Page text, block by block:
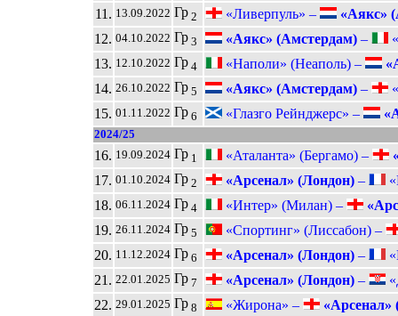
11. 13.09.2022 Гр2 «Ливерпуль» –
«Аякс»
12. 04.10.2022 Гр3 «Аякс» (Амстердам)–
13. 12.10.2022 Гр4 «Наполи» (Неаполь) –
14. 26.10.2022 Гр5 «Аякс» (Амстердам)–
15. 01.11.2022 Гр6 «Глазго Рейнджерс» –
2024/25
16. 19.09.2024 Гр1 «Аталанта» (Бергамо) –
17. 01.10.2024 Гр2 «Арсенал» (Лондон)–
18. 06.11.2024 Гр4 «Интер» (Милан) –
19. 26.11.2024 Гр5
«Спортинг» (Лиссабон) –
20. 11.12.2024 Гр6 «Арсенал» (Лондон)–
21. 22.01.2025 Гр7 «Арсенал» (Лондон)–
22. 29.01.2025 Гр8 «Жирона» –
«Арсенал»